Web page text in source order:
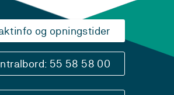
og opningstider
55 58 58 00